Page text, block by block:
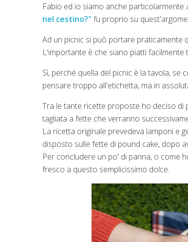
Fabio ed io siamo anche
nel cestino?" fu proprio su
Ad un picnic si può portare praticamente
L'importante è che siano piatti
Sì, perché quella del picnic è la tavola, se
pensare troppo all'etichetta, ma in
Tra le tante ricette proposte ho deciso di
tagliata a fette che verranno
La ricetta originale prevedeva lamponi e
disposto sulle fette di pound cake, dopo
Per concludere un po' di panna, o come
fresco a questo semplicissimo dolce.